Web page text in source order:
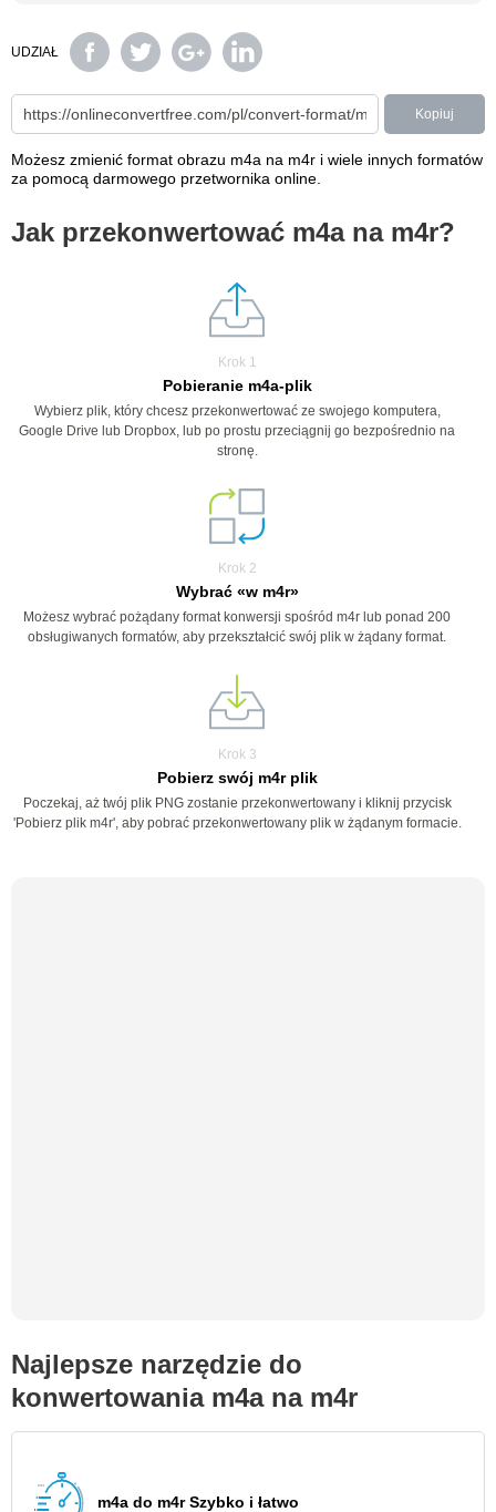
UDZIAŁ
Kopiuj
Możesz zmienić format obrazu m4a na m4r i wiele innych formatów
za pomocą darmowego przetwornika online.
Jak przekonwertować m4a na m4r?
Krok 1
Pobieranie m4a-plik
Wybierz plik, który chcesz przekonwertować ze swojego komputera,
Google Drive lub Dropbox, lub po prostu przeciągnij go bezpośrednio na
stronę.
Krok 2
Wybrać «w m4r»
Możesz wybrać pożądany format konwersji spośród m4r lub ponad 200
obsługiwanych formatów, aby przekształcić swój plik w żądany format.
Krok 3
Pobierz swój m4r plik
Poczekaj, aż twój plik PNG zostanie przekonwertowany i kliknij przycisk
'Pobierz plik m4r', aby pobrać przekonwertowany plik w żądanym formacie.
Najlepsze narzędzie do
konwertowania m4a na m4r
m4a do m4r Szybko i łatwo